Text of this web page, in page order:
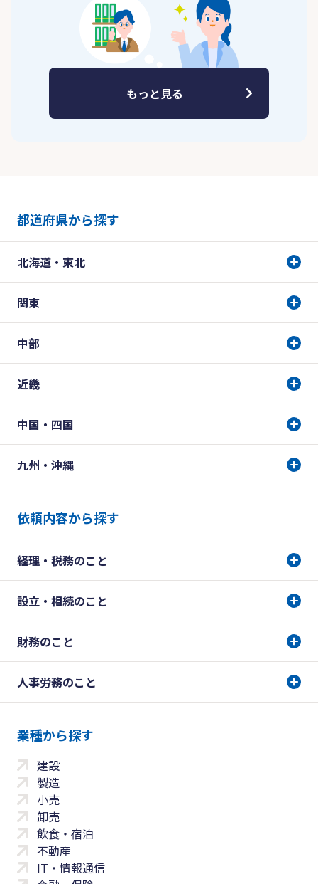
もっと見る
都道府県から探す
北海道・東北
関東
中部
近畿
中国・四国
九州・沖縄
依頼内容から探す
経理・税務のこと
設立・相続のこと
財務のこと
人事労務のこと
業種から探す
建設
製造
小売
卸売
飲食・宿泊
不動産
IT・情報通信